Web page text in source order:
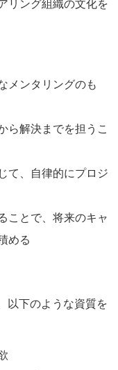
リング組織の文化を
メンタリングのも
ら解決までを担うこ
て、自律的にプロジ
ことで、将来のキャ
める
以下のような資質を